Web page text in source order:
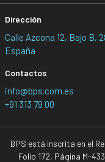
Dirección
Calle Azcona 12, Bajo B,
España
Contactos
info@bps.com.es
+91 313 79 00
BPS está inscrita en el
Folio 172, Página M-